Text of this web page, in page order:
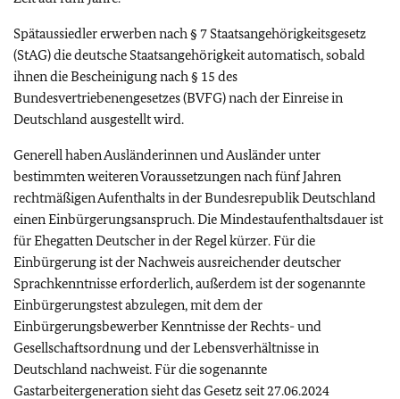
Spätaussiedler erwerben nach § 7 Staatsangehörigkeitsgesetz
(StAG) die deutsche Staatsangehörigkeit automatisch, sobald
ihnen die Bescheinigung nach § 15 des
Bundesvertriebenengesetzes (BVFG) nach der Einreise in
Deutschland ausgestellt wird.
Generell haben Ausländerinnen und Ausländer unter
bestimmten weiteren Voraussetzungen nach fünf Jahren
rechtmäßigen Aufenthalts in der Bundesrepublik Deutschland
einen Einbürgerungsanspruch. Die Mindestaufenthaltsdauer ist
für Ehegatten Deutscher in der Regel kürzer. Für die
Einbürgerung ist der Nachweis ausreichender deutscher
Sprachkenntnisse erforderlich, außerdem ist der sogenannte
Einbürgerungstest abzulegen, mit dem der
Einbürgerungsbewerber Kenntnisse der Rechts- und
Gesellschaftsordnung und der Lebensverhältnisse in
Deutschland nachweist. Für die sogenannte
Gastarbeitergeneration sieht das Gesetz seit 27.06.2024